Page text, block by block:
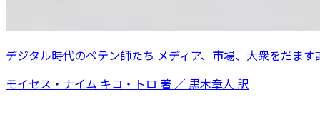
デジタル時代のペテン師たち メディア、市場、大衆をだます
モイセス・ナイム キコ・トロ 著 ／ 黒木章人 訳